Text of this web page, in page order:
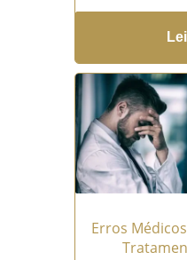
legislação
regula o
dados...Leia
Erros